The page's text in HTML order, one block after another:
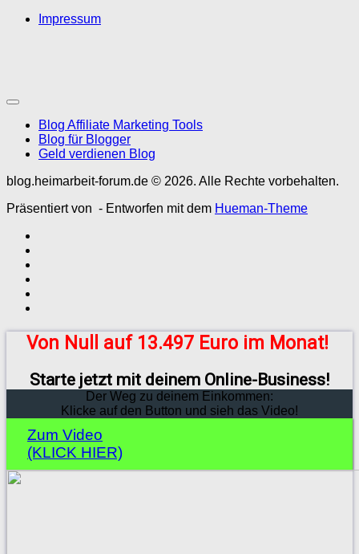
Impressum
Blog Affiliate Marketing Tools
Blog für Blogger
Geld verdienen Blog
blog.heimarbeit-forum.de © 2026. Alle Rechte vorbehalten.
Präsentiert von - Entworfen mit dem Hueman-Theme
Von Null auf 13.497 Euro im Monat!
Starte jetzt mit deinem Online-Business!
Der Weg zu deinem Einkommen:
Klicke auf den Button und sieh das Video!
Zum Video
(KLICK HIER)